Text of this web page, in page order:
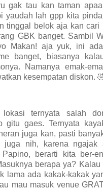
gak tau kan taman
yaudah lah gpp kita
tinggal belok aja kan cari
GBK banget. Sambil
Makan! aja yuk, ini
banget, biasanya
Namanya emak-
kesempatan diskon.
lokasi ternyata salah
gitu gaes. Ternyata
juga kan, pasti
juga nih, karena ngajak
berarti kita ber-
berapa ya?
lama ada kakak-kakak
mau masuk venue